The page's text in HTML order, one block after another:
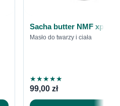
Sacha butter NMF xpress
Masło do twarzy i ciała
★★★★★
99,00 zł